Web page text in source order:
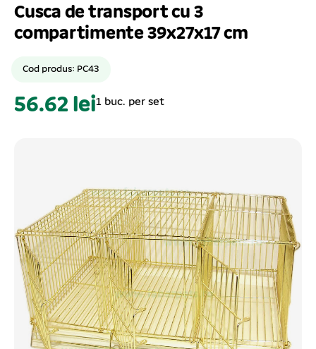
Cusca de transport cu 3
compartimente 39x27x17 cm
Cod produs: PC43
56.62 lei1 buc. per set